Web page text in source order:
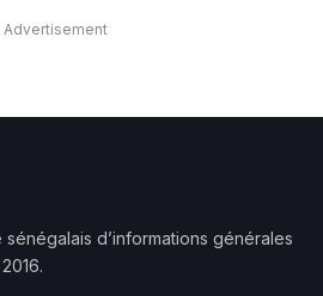
Advertisement
sénégalais d’informations générales